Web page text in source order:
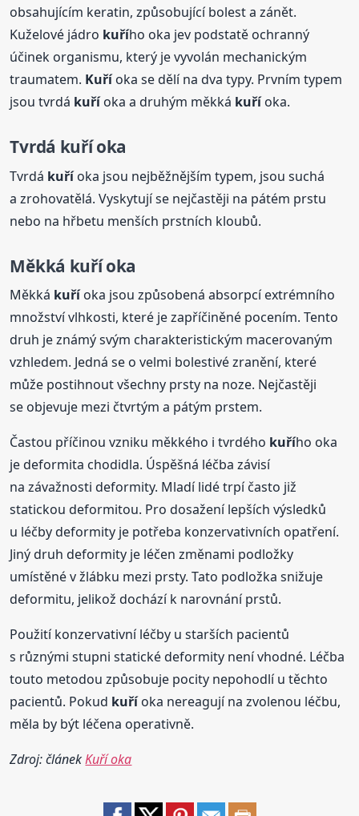
obsahujícím keratin, způsobující bolest a zánět.
Kuželové jádro kuřího oka jev podstatě ochranný
účinek organismu, který je vyvolán mechanickým
traumatem. Kuříoka se dělí na dva typy. Prvním typem
jsou tvrdá kuříoka a druhým měkká kuříoka.
Tvrdá kuříoka
Tvrdá kuříoka jsou nejběžnějším typem, jsou suchá
a zrohovatělá. Vyskytují se nejčastěji na pátém prstu
nebo na hřbetu menších prstních kloubů.
Měkká kuříoka
Měkká kuříoka jsou způsobená absorpcí extrémního
množství vlhkosti, které je zapříčiněné pocením. Tento
druh je známý svým charakteristickým macerovaným
vzhledem. Jedná se o velmi bolestivé zranění, které
může postihnout všechny prsty na noze. Nejčastěji
se objevuje mezi čtvrtým a pátým prstem.
Častou příčinou vzniku měkkého i tvrdého kuřího oka
je deformita chodidla. Úspěšná léčba závisí
na závažnosti deformity. Mladí lidé trpí často již
statickou deformitou. Pro dosažení lepších výsledků
u léčby deformity je potřeba konzervativních opatření.
Jiný druh deformity je léčen změnami podložky
umístěné v žlábku mezi prsty. Tato podložka snižuje
deformitu, jelikož dochází k narovnání prstů.
Použití konzervativní léčby u starších pacientů
s různými stupni statické deformity není vhodné. Léčba
touto metodou způsobuje pocity nepohodlí u těchto
pacientů. Pokud kuříoka nereagují na zvolenou léčbu,
měla by být léčena operativně.
Zdroj: článekKuří oka